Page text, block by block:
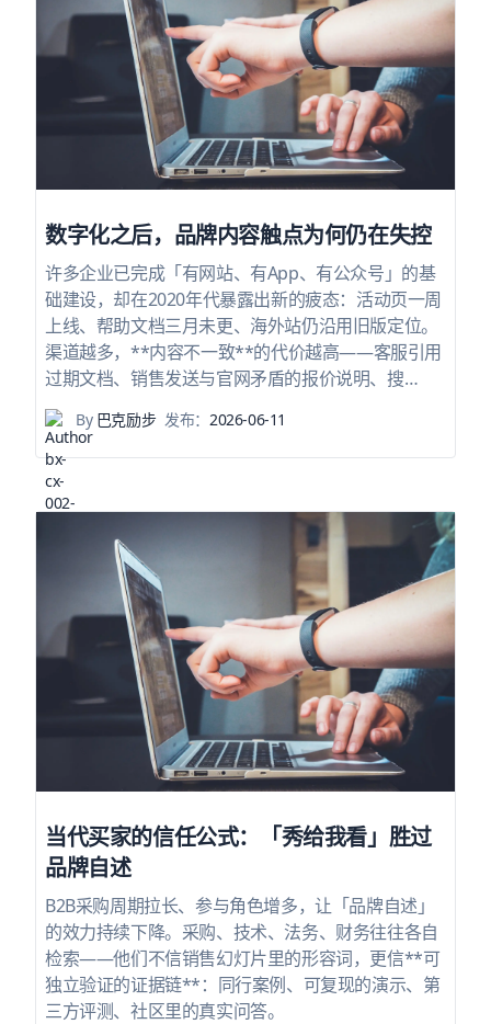
数字化之后，品牌内容触点为何仍在失控
许多企业已完成「有网站、有App、有公众号」的基
础建设，却在2020年代暴露出新的疲态：活动页一周
上线、帮助文档三月未更、海外站仍沿用旧版定位。
渠道越多，**内容不一致**的代价越高——客服引用
过期文档、销售发送与官网矛盾的报价说明、搜…
By巴克励步 发布：2026-06-11
当代买家的信任公式：「秀给我看」胜过
品牌自述
B2B采购周期拉长、参与角色增多，让「品牌自述」
的效力持续下降。采购、技术、法务、财务往往各自
检索——他们不信销售幻灯片里的形容词，更信**可
独立验证的证据链**：同行案例、可复现的演示、第
三方评测、社区里的真实问答。